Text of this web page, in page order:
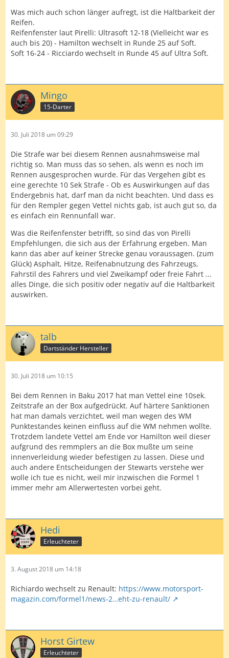
Was mich auch schon länger aufregt, ist die Haltbarkeit der
Reifen.
Reifenfenster laut Pirelli: Ultrasoft 12-18 (Vielleicht war es
auch bis 20) - Hamilton wechselt in Runde 25 auf Soft.
Soft 16-24 - Ricciardo wechselt in Runde 45 auf Ultra Soft.
Mingo
15-Darter
30. Juli 2018 um 09:29
Die Strafe war bei diesem Rennen ausnahmsweise mal
richtig so. Man muss das so sehen, als wenn es noch im
Rennen ausgesprochen wurde. Für das Vergehen gibt es
eine gerechte 10 Sek Strafe - Ob es Auswirkungen auf das
Endergebnis hat, darf man da nicht beachten. Und dass es
für den Rempler gegen Vettel nichts gab, ist auch gut so, da
es einfach ein Rennunfall war.
Was die Reifenfenster betrifft, so sind das von Pirelli
Empfehlungen, die sich aus der Erfahrung ergeben. Man
kann das aber auf keiner Strecke genau voraussagen. (zum
Glück) Asphalt, Hitze, Reifenabnutzung des Fahrzeugs,
Fahrstil des Fahrers und viel Zweikampf oder freie Fahrt ...
alles Dinge, die sich positiv oder negativ auf die Haltbarkeit
auswirken.
talb
Dartständer Hersteller
30. Juli 2018 um 10:15
Bei dem Rennen in Baku 2017 hat man Vettel eine 10sek.
Zeitstrafe an der Box aufgedrückt. Auf härtere Sanktionen
hat man damals verzichtet, weil man wegen des WM
Punktestandes keinen einfluss auf die WM nehmen wollte.
Trotzdem landete Vettel am Ende vor Hamilton weil dieser
aufgrund des remmplers an die Box mußte um seine
innenverleidung wieder befestigen zu lassen. Diese und
auch andere Entscheidungen der Stewarts verstehe wer
wolle ich tue es nicht, weil mir inzwischen die Formel 1
immer mehr am Allerwertesten vorbei geht.
Hedi
Erleuchteter
3. August 2018 um 14:18
Richiardo wechselt zu Renault: https://www.motorsport-
magazin.com/formel1/news-2…eht-zu-renault/
Horst Girtew
Erleuchteter